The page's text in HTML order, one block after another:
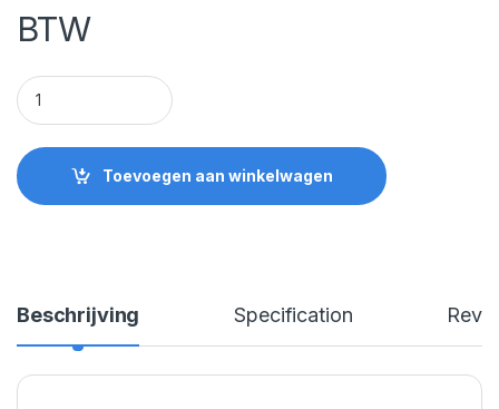
BTW
Risk Junior quantity
Toevoegen aan winkelwagen
Beschrijving Specification